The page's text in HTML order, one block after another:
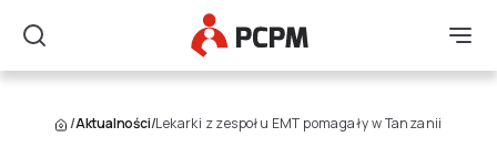
Szukaj
Główne Logo
/Aktualności/Lekarki z zespołu EMT pomagały w Tanzanii